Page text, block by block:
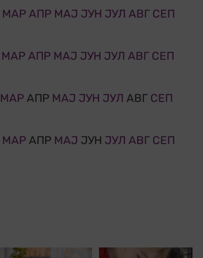
МАР АПР МАЈ ЈУН ЈУЛ АВГ СЕП
МАР АПР МАЈ ЈУН ЈУЛ АВГ СЕП
МАР АПР МАЈ ЈУН ЈУЛ АВГ СЕП
МАР АПР МАЈ ЈУН ЈУЛ АВГ СЕП